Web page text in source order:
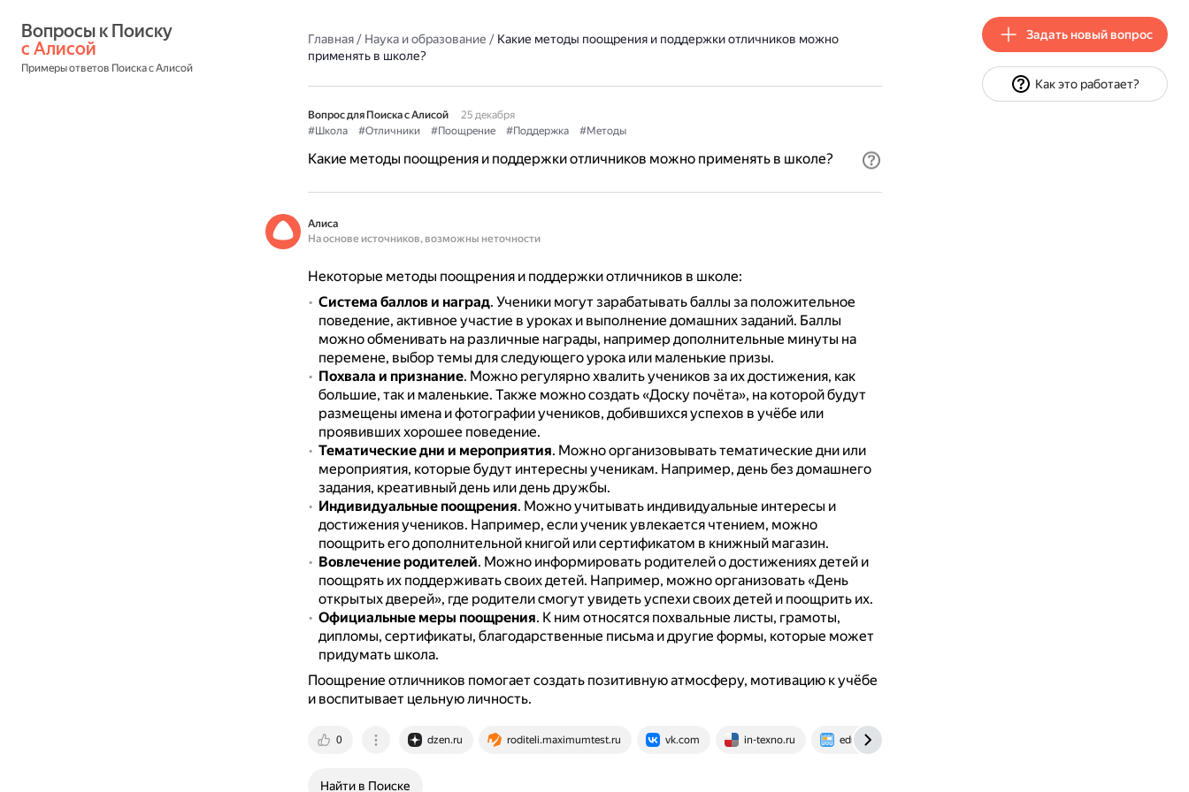
с Алисой
Примеры ответов Поиска с Алисой
Главная/ Наука и образование / Какие методы поощрения и поддержки отличников можно
применять в школе?
Вопрос для Поиска с Алисой
25 декабря
#Школа
#Отличники #Поощрение #Поддержка #Методы
Какие методы поощрения и поддержки отличников можно применять в школе?
Алиса
На основе источников, возможны неточности
Некоторые методы поощрения и поддержки отличников в школе:
Система баллов и наград. Ученики могут зарабатывать баллы за положительное
поведение, активное участие в уроках и выполнение домашних заданий. Баллы
можно обменивать на различные награды, например дополнительные минуты на
перемене, выбор темы для следующего урока или маленькие призы.
Похвала и признание. Можно регулярно хвалить учеников за их достижения, как
большие, так и маленькие. Также можно создать «Доску почёта», на которой будут
размещены имена и фотографии учеников, добившихся успехов в учёбе или
проявивших хорошее поведение.
Тематические дни и мероприятия. Можно организовывать тематические дни или
мероприятия, которые будут интересны ученикам. Например, день без домашнего
задания, креативный день или день дружбы.
Индивидуальные поощрения. Можно учитывать индивидуальные интересы и
достижения учеников. Например, если ученик увлекается чтением, можно
поощрить его дополнительной книгой или сертификатом в книжный магазин.
Вовлечение родителей. Можно информировать родителей о достижениях детей и
поощрять их поддерживать своих детей. Например, можно организовать «День
открытых дверей», где родители смогут увидеть успехи своих детей и поощрить их.
Официальные меры поощрения. К ним относятся похвальные листы, грамоты,
дипломы, сертификаты, благодарственные письма и другие формы, которые может
придумать школа.
Поощрение отличников помогает создать позитивную атмосферу, мотивацию к учёбе
и воспитывает цельную личность.
0 dzen.ru roditeli.maximumtest.ru vk.com in-texno.ru eduface.ru
Найти в Поиске
Задать новый вопрос
Как это работает?